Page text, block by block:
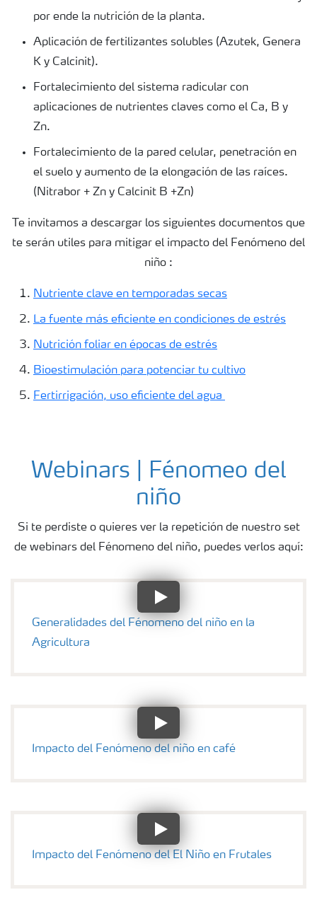
por ende la nutrición de la planta.
Aplicación de fertilizantes solubles (Azutek, Genera
K y Calcinit).
Fortalecimiento del sistema radicular con
aplicaciones de nutrientes claves como el Ca, B y
Zn.
Fortalecimiento de la pared celular, penetración en
el suelo y aumento de la elongación de las raíces.
(Nitrabor + Zn y Calcinit B +Zn)
Te invitamos a descargar los siguientes documentos que
te serán utiles para mitigar el impacto del Fenómeno del
niño :
Nutriente clave en temporadas secas
La fuente más eficiente en condiciones de estrés
Nutrición foliar en épocas de estrés
Bioestimulación para potenciar tu cultivo
Fertirrigación, uso eficiente del agua
Webinars | Fénomeo del
niño
Si te perdiste o quieres ver la repetición de nuestro set
de webinars del Fénomeno del niño, puedes verlos aquí:
Generalidades del Fénomeno del niño en la
Agricultura
Impacto del Fenómeno del niño en café
Impacto del Fenómeno del El Niño en Frutales